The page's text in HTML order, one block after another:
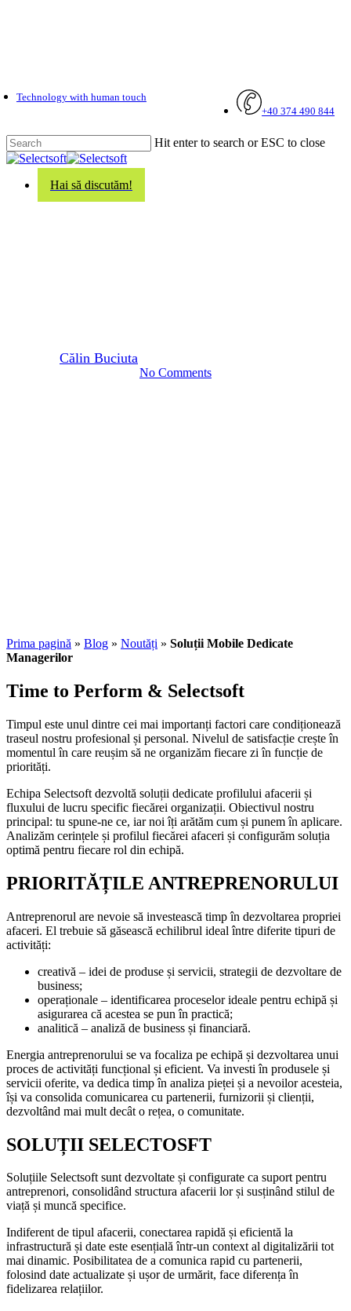
Technology with human touch
+40 374 490 844
Hit enter to search or ESC to close
Close
Search
Hai să discutăm!
Călin Buciuta
No Comments
Prima pagină » Blog » Noutăți » Soluții Mobile Dedicate
Managerilor
Time to Perform & Selectsoft
Timpul este unul dintre cei mai importanți factori care condiționează
traseul nostru profesional și personal. Nivelul de satisfacție crește în
momentul în care reușim să ne organizăm fiecare zi în funcție de
priorități.
Echipa Selectsoft dezvoltă soluții dedicate profilului afacerii și
fluxului de lucru specific fiecărei organizații. Obiectivul nostru
principal: tu spune-ne ce, iar noi îți arătăm cum și punem în aplicare.
Analizăm cerințele și profilul fiecărei afaceri și configurăm soluția
optimă pentru fiecare rol din echipă.
PRIORITĂȚILE ANTREPRENORULUI
Antreprenorul are nevoie să investească timp în dezvoltarea propriei
afaceri. El trebuie să găsească echilibrul ideal între diferite tipuri de
activități:
creativă – idei de produse și servicii, strategii de dezvoltare de
business;
operaționale – identificarea proceselor ideale pentru echipă și
asigurarea că acestea se pun în practică;
analitică – analiză de business și financiară.
Energia antreprenorului se va focaliza pe echipă și dezvoltarea unui
proces de activități funcțional și eficient. Va investi în produsele și
servicii oferite, va dedica timp în analiza pieței și a nevoilor acesteia,
își va consolida comunicarea cu partenerii, furnizorii și clienții,
dezvoltând mai mult decât o rețea, o comunitate.
SOLUȚII SELECTOSFT
Soluțiile Selectsoft sunt dezvoltate și configurate ca suport pentru
antreprenori, consolidând structura afacerii lor și susținând stilul de
viață și muncă specifice.
Indiferent de tipul afacerii, conectarea rapidă și eficientă la
infrastructură și date este esențială într-un context al digitalizării tot
mai dinamic. Posibilitatea de a comunica rapid cu partenerii,
folosind date actualizate și ușor de urmărit, face diferența în
fidelizarea relațiilor.